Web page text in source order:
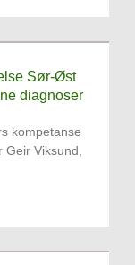
Sør-Øst
diagnoser
kompetanse
Geir Viksund,